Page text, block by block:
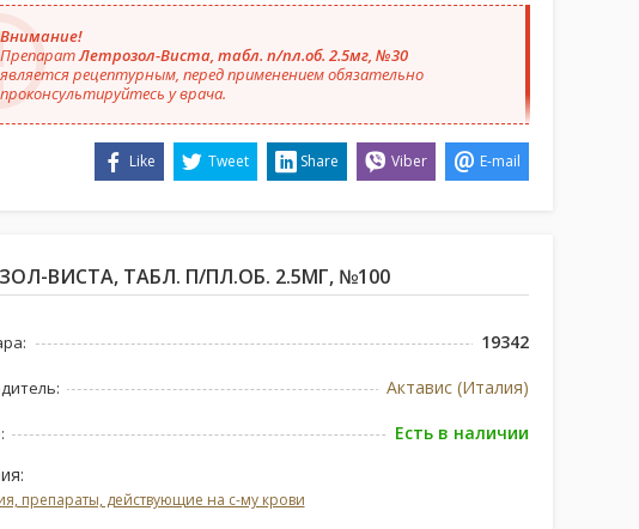
Внимание!
ПрепаратЛетрозол-Виста, табл. п/пл.об. 2.5мг, №30
является рецептурным, перед применением обязательно
проконсультируйтесь у врача.
Like Tweet Share Viber E-mail
ВИСТА, ТАБЛ. П/ПЛ.ОБ. 2.5МГ, №100
19342
Актавис (Италия)
Есть в наличии
препараты, действующие на с-му крови